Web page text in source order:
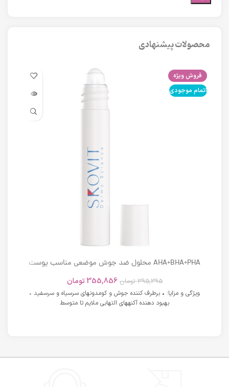
محصولات پیشنهادی
فروش ویژه
اتمام موجودی
AHA+BHA+PHA محلول ضد جوش موضعی مناسب پوست
395,395 تومان 355,856 تومان
ویژگی و مزایا: • برطرف کننده جوش و کومدونهای سرسیاه و سرسفید •
بهبود دهنده آکنههای التهابی ملایم تا متوسط